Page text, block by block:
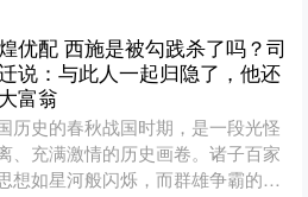
优配 西施是被勾践杀了吗？司
说：与此人一起归隐了，他还
富翁
历史的春秋战国时期，是一段光怪
、充满激情的历史画卷。诸子百家
想如星河般闪烁，而群雄争霸的智